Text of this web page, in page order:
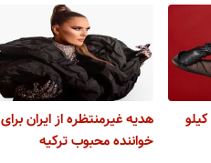
مشهور ترکیه ۶۰ کیلو
هدیه غیرمنتظره از ایران برای
خواننده محبوب ترکیه